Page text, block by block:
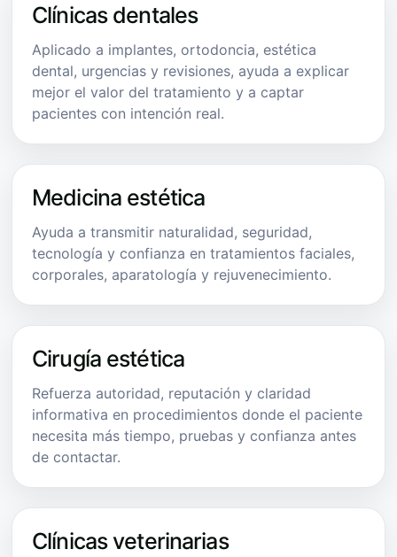
Clínicas dentales
Aplicado a implantes, ortodoncia, estética
dental, urgencias y revisiones, ayuda a explicar
mejor el valor del tratamiento y a captar
pacientes con intención real.
Medicina estética
Ayuda a transmitir naturalidad, seguridad,
tecnología y confianza en tratamientos faciales,
corporales, aparatología y rejuvenecimiento.
Cirugía estética
Refuerza autoridad, reputación y claridad
informativa en procedimientos donde el paciente
necesita más tiempo, pruebas y confianza antes
de contactar.
Clínicas veterinarias